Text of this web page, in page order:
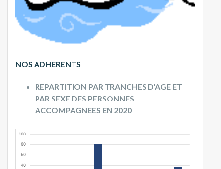
NOS ADHERENTS
REPARTITION PAR TRANCHES D’AGE ET
PAR SEXE DES PERSONNES
ACCOMPAGNEES EN 2020